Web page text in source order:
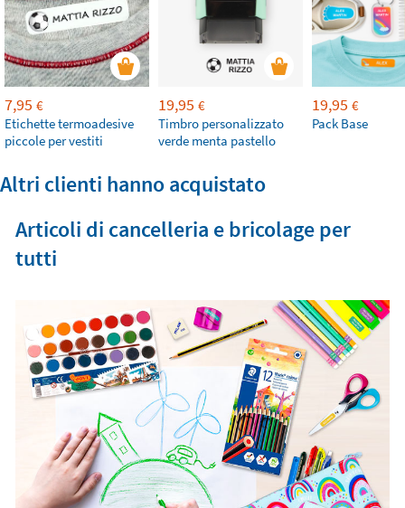
7,95 €
Etichette termoadesive
piccole per vestiti
19,95 €
Timbro personalizzato
verde menta pastello
19,95 €
Pack Base
Altri clienti hanno acquistato
Articoli di cancelleria e bricolage per
tutti